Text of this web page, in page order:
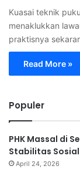
Kuasai teknik
menaklukkan
praktisnya
Read More »
Populer
PHK Massal di
Stabilitas
April 24, 2026